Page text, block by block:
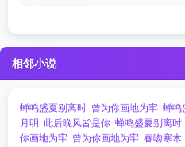
相邻小说
蝉鸣盛夏别离时 曾为你画地为牢 蝉鸣
月明 此后晚风皆是你 蝉鸣盛夏别离时
你画地为牢 曾为你画地为牢 春吻寒木